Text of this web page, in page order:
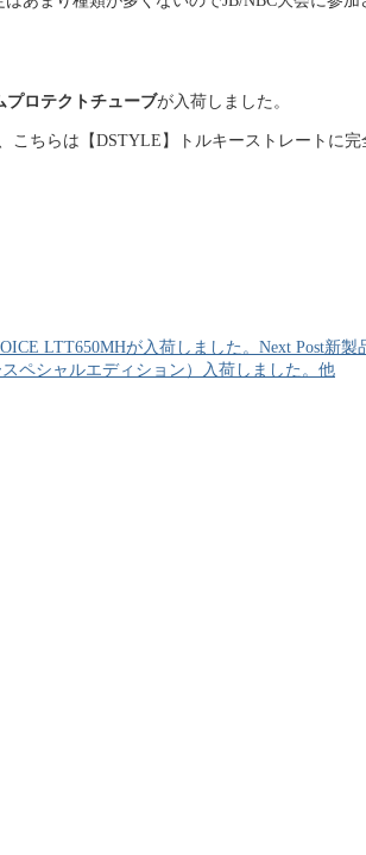
プロテクトチューブが入荷しました。
ちらは【DSTYLE】トルキーストレートに完
LTT650MHが入荷しました。 Next Post新製
スペシャルエディション）入荷しました。他